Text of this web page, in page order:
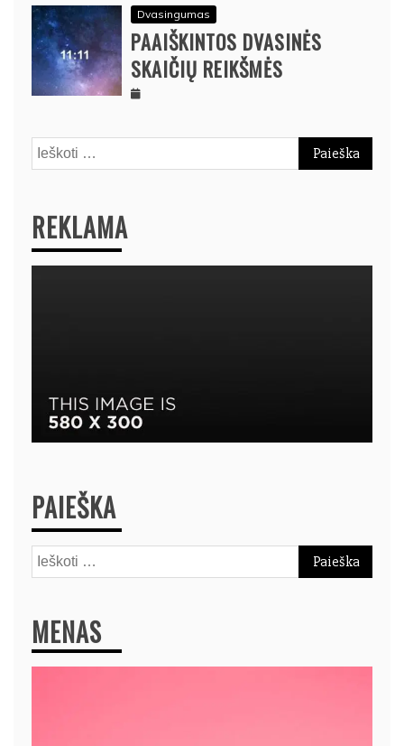
Dvasingumas
PAAIŠKINTOS DVASINĖS
SKAIČIŲ REIKŠMĖS
Ieškoti:
REKLAMA
PAIEŠKA
Ieškoti:
MENAS